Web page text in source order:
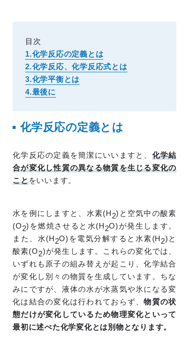
目次
1.化学反応の定義とは
2.化学反応、化学反応式とは
3.化学平衡とは
4.最後に
化学反応の定義とは
化学反応の定義を簡潔にいいますと、 化学結
合が変化し性質の異なる物質を生じる変化の
ことをいいます。
水を例にしますと、水素(H2)と空気中の酸素
(O2)を燃焼させると水(H2O)が発生します。
また、水(H2O)を電気分解すると水素(H2)と
酸素(O2)が発生します。これらの変化では、
いずれも原子の組み替えが起こり、化学結合
が変化し別々の物質を生成しています。ちな
みにですが、液体の水が水蒸気や氷になる変
化は結合の変化は行われておらず、物質の状
態だけが変化しているため物理変化といって
最初に述べた化学変化とは別物となります。